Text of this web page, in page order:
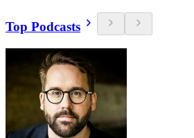
Top Podcasts